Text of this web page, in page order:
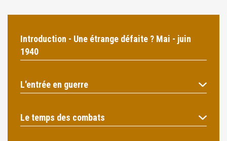
Introduction - Une étrange défaite ? Mai - juin
1940
L'entrée en guerre
Le temps des combats